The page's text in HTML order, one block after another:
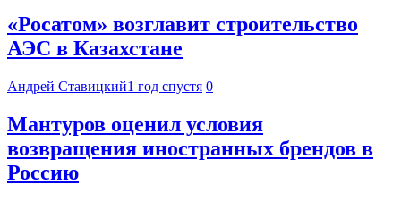
«Росатом» возглавит строительство
АЭС в Казахстане
Андрей Ставицкий1 год спустя 0
Мантуров оценил условия
возвращения иностранных брендов в
Россию